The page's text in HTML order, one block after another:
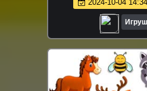
2024-10-04 14:34